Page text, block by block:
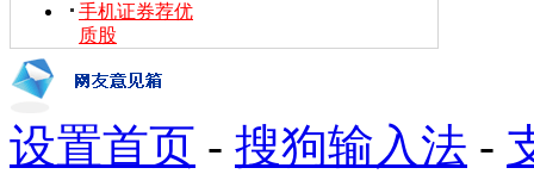
手机证券荐优
质股
设置首页 - 搜狗输入法 -